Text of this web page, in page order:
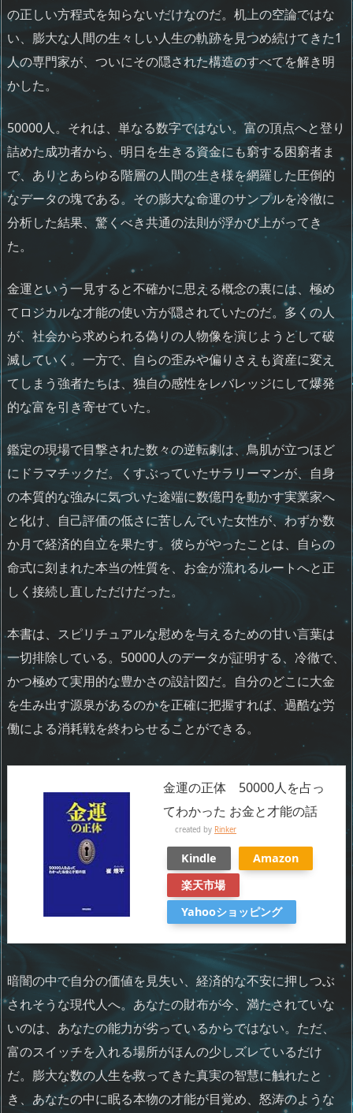
の正しい方程式を知らないだけなのだ。机上の空論ではな
い、膨大な人間の生々しい人生の軌跡を見つめ続けてきた1
人の専門家が、ついにその隠された構造のすべてを解き明
かした。
50000人。それは、単なる数字ではない。富の頂点へと登り
詰めた成功者から、明日を生きる資金にも窮する困窮者ま
で、ありとあらゆる階層の人間の生き様を網羅した圧倒的
なデータの塊である。その膨大な命運のサンプルを冷徹に
分析した結果、驚くべき共通の法則が浮かび上がってき
た。
金運という一見すると不確かに思える概念の裏には、極め
てロジカルな才能の使い方が隠されていたのだ。多くの人
が、社会から求められる偽りの人物像を演じようとして破
滅していく。一方で、自らの歪みや偏りさえも資産に変え
てしまう強者たちは、独自の感性をレバレッジにして爆発
的な富を引き寄せていた。
鑑定の現場で目撃された数々の逆転劇は、鳥肌が立つほど
にドラマチックだ。くすぶっていたサラリーマンが、自身
の本質的な強みに気づいた途端に数億円を動かす実業家へ
と化け、自己評価の低さに苦しんでいた女性が、わずか数
か月で経済的自立を果たす。彼らがやったことは、自らの
命式に刻まれた本当の性質を、お金が流れるルートへと正
しく接続し直しただけだった。
本書は、スピリチュアルな慰めを与えるための甘い言葉は
一切排除している。50000人のデータが証明する、冷徹で、
かつ極めて実用的な豊かさの設計図だ。自分のどこに大金
を生み出す源泉があるのかを正確に把握すれば、過酷な労
働による消耗戦を終わらせることができる。
金運の正体 50000人を占っ
てわかった お金と才能の話
created by Rinker
Kindle
Amazon
楽天市場
Yahooショッピング
暗闇の中で自分の価値を見失い、経済的な不安に押しつぶ
されそうな現代人へ。あなたの財布が今、満たされていな
いのは、あなたの能力が劣っているからではない。ただ、
富のスイッチを入れる場所がほんの少しズレているだけ
だ。膨大な数の人生を救ってきた真実の智慧に触れたと
き、あなたの中に眠る本物の才能が目覚め、怒涛のような